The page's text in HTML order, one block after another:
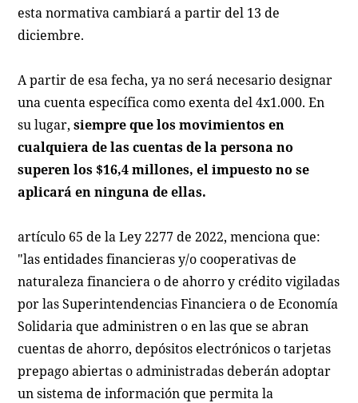
esta normativa cambiará a partir del 13 de
diciembre.
A partir de esa fecha, ya no será necesario designar
una cuenta específica como exenta del 4x1.000. En
su lugar,siempre que los movimientos en
cualquiera de las cuentas de la persona no
superen los $16,4 millones, el impuesto no se
aplicará en ninguna de ellas.
artículo 65 de la Ley 2277 de 2022, menciona que:
"las entidades financieras y/o cooperativas de
naturaleza financiera o de ahorro y crédito vigiladas
por las Superintendencias Financiera o de Economía
Solidaria que administren o en las que se abran
cuentas de ahorro, depósitos electrónicos o tarjetas
prepago abiertas o administradas deberán adoptar
un sistema de información que permita la